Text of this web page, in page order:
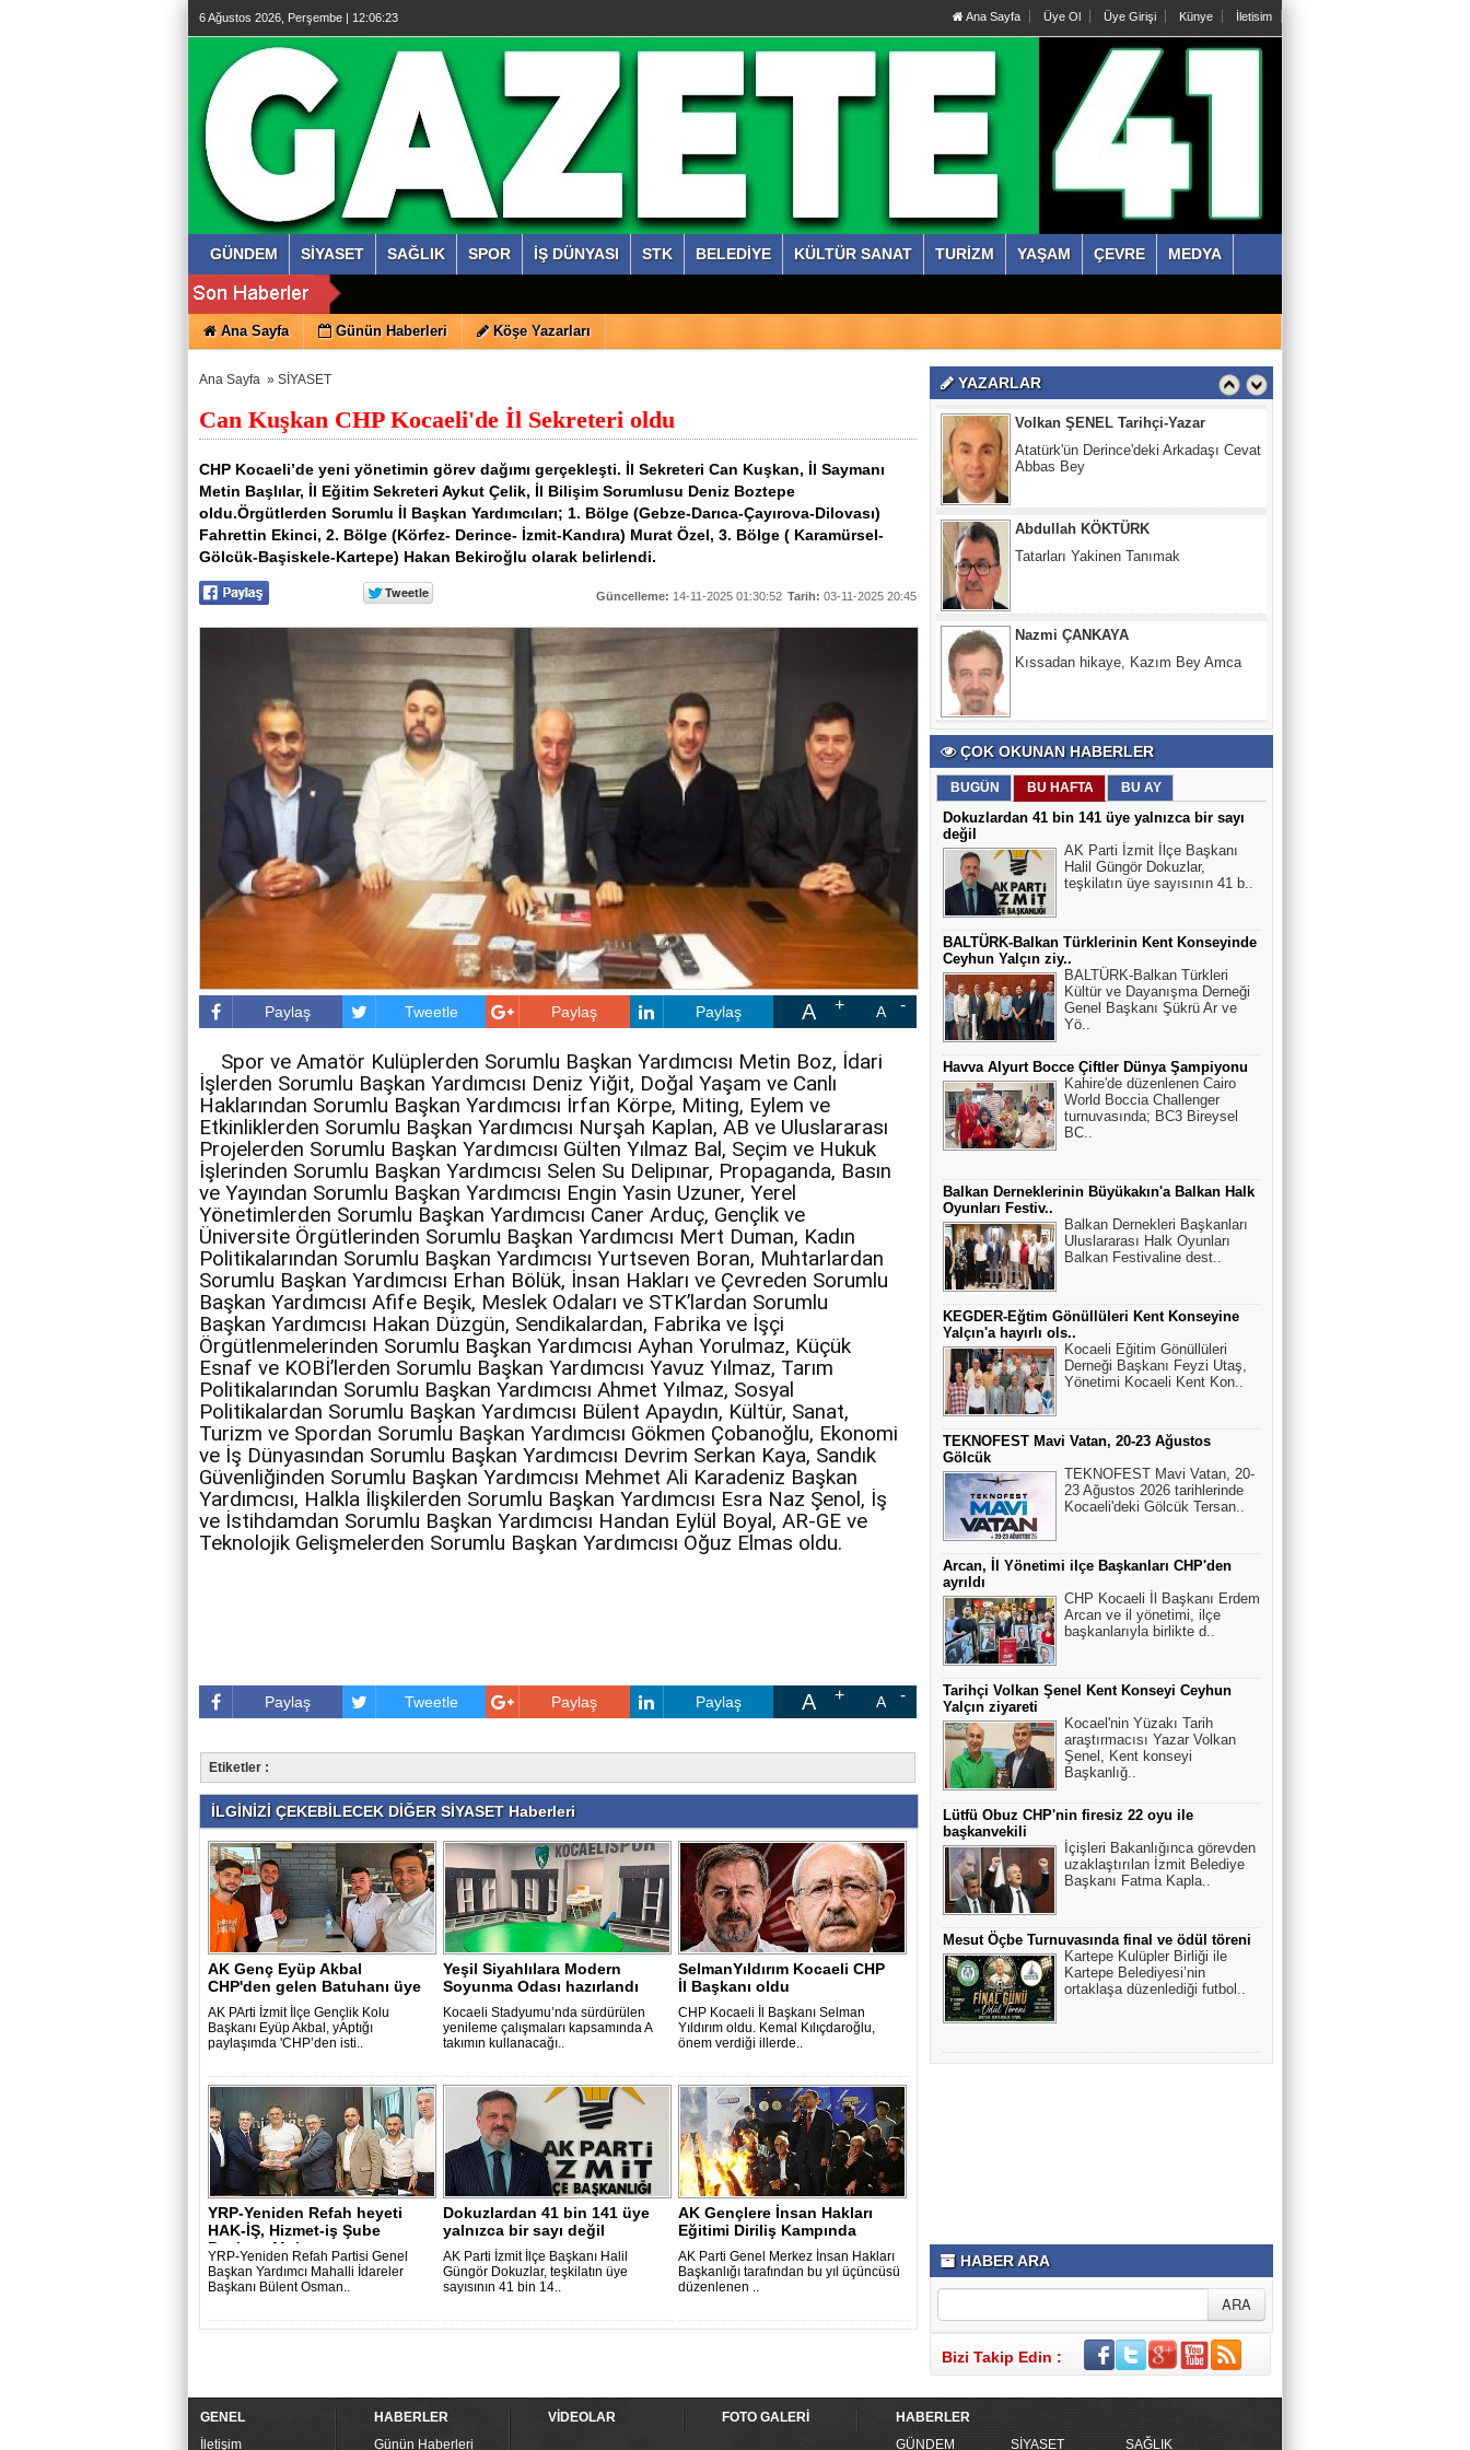
6 Ağustos 2026, Perşembe | 12:06:24 Ana Sayfa Üye Ol Üye Girişi Künye İletisim
GÜNDEM SİYASET SAĞLIK SPOR İŞ DÜNYASI STK BELEDİYE KÜLTÜR SANAT TURİZM YAŞAM ÇEVRE MEDYA
Ana Sayfa Günün Haberleri Köşe Yazarları
Ana Sayfa » SİYASET
Can Kuşkan CHP Kocaeli'de İl Sekreteri oldu
CHP Kocaeli’de yeni yönetimin görev dağımı gerçekleşti. İl Sekreteri Can Kuşkan, İl Saymanı
Metin Başlılar, İl Eğitim Sekreteri Aykut Çelik, İl Bilişim Sorumlusu Deniz Boztepe
oldu.Örgütlerden Sorumlu İl Başkan Yardımcıları; 1. Bölge (Gebze-Darıca-Çayırova-Dilovası)
Fahrettin Ekinci, 2. Bölge (Körfez- Derince- İzmit-Kandıra) Murat Özel, 3. Bölge ( Karamürsel-
Gölcük-Başiskele-Kartepe) Hakan Bekiroğlu olarak belirlendi.
Güncelleme: 14-11-2025 01:30:52 Tarih: 03-11-2025 20:45
Paylaş Tweetle Paylaş Paylaş A A
Spor ve Amatör Kulüplerden Sorumlu Başkan Yardımcısı Metin Boz, İdari
İşlerden Sorumlu Başkan Yardımcısı Deniz Yiğit, Doğal Yaşam ve Canlı
Haklarından Sorumlu Başkan Yardımcısı İrfan Körpe, Miting, Eylem ve
Etkinliklerden Sorumlu Başkan Yardımcısı Nurşah Kaplan, AB ve Uluslararası
Projelerden Sorumlu Başkan Yardımcısı Gülten Yılmaz Bal, Seçim ve Hukuk
İşlerinden Sorumlu Başkan Yardımcısı Selen Su Delipınar, Propaganda, Basın
ve Yayından Sorumlu Başkan Yardımcısı Engin Yasin Uzuner, Yerel
Yönetimlerden Sorumlu Başkan Yardımcısı Caner Arduç, Gençlik ve
Üniversite Örgütlerinden Sorumlu Başkan Yardımcısı Mert Duman, Kadın
Politikalarından Sorumlu Başkan Yardımcısı Yurtseven Boran, Muhtarlardan
Sorumlu Başkan Yardımcısı Erhan Bölük, İnsan Hakları ve Çevreden Sorumlu
Başkan Yardımcısı Afife Beşik, Meslek Odaları ve STK’lardan Sorumlu
Başkan Yardımcısı Hakan Düzgün, Sendikalardan, Fabrika ve İşçi
Örgütlenmelerinden Sorumlu Başkan Yardımcısı Ayhan Yorulmaz, Küçük
Esnaf ve KOBİ’lerden Sorumlu Başkan Yardımcısı Yavuz Yılmaz, Tarım
Politikalarından Sorumlu Başkan Yardımcısı Ahmet Yılmaz, Sosyal
Politikalardan Sorumlu Başkan Yardımcısı Bülent Apaydın, Kültür, Sanat,
Turizm ve Spordan Sorumlu Başkan Yardımcısı Gökmen Çobanoğlu, Ekonomi
ve İş Dünyasından Sorumlu Başkan Yardımcısı Devrim Serkan Kaya, Sandık
Güvenliğinden Sorumlu Başkan Yardımcısı Mehmet Ali Karadeniz Başkan
Yardımcısı, Halkla İlişkilerden Sorumlu Başkan Yardımcısı Esra Naz Şenol, İş
ve İstihdamdan Sorumlu Başkan Yardımcısı Handan Eylül Boyal, AR-GE ve
Teknolojik Gelişmelerden Sorumlu Başkan Yardımcısı Oğuz Elmas oldu.
Paylaş Tweetle Paylaş Paylaş A A
Etiketler :
İLGİNİZİ ÇEKEBİLECEK DİĞER SİYASET Haberleri
AK Genç Eyüp Akbal
CHP'den gelen Batuhanı üye
yaptı
AK PArti İzmit İlçe Gençlik Kolu
Başkanı Eyüp Akbal, yAptığı
paylaşımda 'CHP’den isti..
Yeşil Siyahlılara Modern
Soyunma Odası hazırlandı
Kocaeli Stadyumu’nda sürdürülen
yenileme çalışmaları kapsamında A
takımın kullanacağı..
SelmanYıldırım Kocaeli CHP
İl Başkanı oldu
CHP Kocaeli İl Başkanı Selman
Yıldırım oldu. Kemal Kılıçdaroğlu,
önem verdiği illerde..
YRP-Yeniden Refah heyeti
HAK-İŞ, Hizmet-iş Şube
Başkanı Muha..
YRP-Yeniden Refah Partisi Genel
Başkan Yardımcı Mahalli İdareler
Başkanı Bülent Osman..
Dokuzlardan 41 bin 141 üye
yalnızca bir sayı değil
AK Parti İzmit İlçe Başkanı Halil
Güngör Dokuzlar, teşkilatın üye
sayısının 41 bin 14..
AK Gençlere İnsan Hakları
Eğitimi Diriliş Kampında
AK Parti Genel Merkez İnsan Hakları
Başkanlığı tarafından bu yıl üçüncüsü
düzenlenen ..
YAZARLAR
Abdullah KÖKTÜRK
Tatarları Yakinen Tanımak
Nazmi ÇANKAYA
Süleyman DURAK
Başiskelede Özlü'nün Tarih Yolu Projesi
Volkan ŞENEL Tarihçi-Yazar
Atatürk'ün Derince'deki Arkadaşı Cevat
Abbas Bey
Abdullah KÖKTÜRK
Nazmi ÇANKAYA
Süleyman DURAK
ÇOK OKUNAN HABERLER
BUGÜN BU HAFTA BU AY
Dokuzlardan 41 bin 141 üye yalnızca bir sayı
değil
AK Parti İzmit İlçe Başkanı
Halil Güngör Dokuzlar,
teşkilatın üye sayısının 41 b..
BALTÜRK-Balkan Türklerinin Kent Konseyinde
Ceyhun Yalçın ziy..
BALTÜRK-Balkan Türkleri
Kültür ve Dayanışma Derneği
Genel Başkanı Şükrü Ar ve
Yö..
Havva Alyurt Bocce Çiftler Dünya Şampiyonu
Kahire'de düzenlenen Cairo
World Boccia Challenger
turnuvasında; BC3 Bireysel
BC..
Balkan Derneklerinin Büyükakın'a Balkan Halk
Oyunları Festiv..
Balkan Dernekleri Başkanları
Uluslararası Halk Oyunları
Balkan Festivaline dest..
KEGDER-Eğtim Gönüllüleri Kent Konseyine
Yalçın'a hayırlı ols..
Kocaeli Eğitim Gönüllüleri
Derneği Başkanı Feyzi Utaş,
Yönetimi Kocaeli Kent Kon..
TEKNOFEST Mavi Vatan, 20-23 Ağustos
Gölcük
TEKNOFEST Mavi Vatan, 20-
23 Ağustos 2026 tarihlerinde
Kocaeli'deki Gölcük Tersan..
Arcan, İl Yönetimi ilçe Başkanları CHP'den
ayrıldı
CHP Kocaeli İl Başkanı Erdem
Arcan ve il yönetimi, ilçe
başkanlarıyla birlikte d..
Tarihçi Volkan Şenel Kent Konseyi Ceyhun
Yalçın ziyareti
Kocael'nin Yüzakı Tarih
araştırmacısı Yazar Volkan
Şenel, Kent konseyi
Başkanlığ..
Lütfü Obuz CHP'nin firesiz 22 oyu ile
başkanvekili
İçişleri Bakanlığınca görevden
uzaklaştırılan İzmit Belediye
Başkanı Fatma Kapla..
Mesut Öçbe Turnuvasında final ve ödül töreni
Kartepe Kulüpler Birliği ile
Kartepe Belediyesi’nin
ortaklaşa düzenlediği futbol..
HABER ARA
Bizi Takip Edin :
GENEL
İletişim
HABERLER
Günün Haberleri
VİDEOLAR FOTO GALERİ
HABERLER
GÜNDEM
SİYASET SAĞLIK